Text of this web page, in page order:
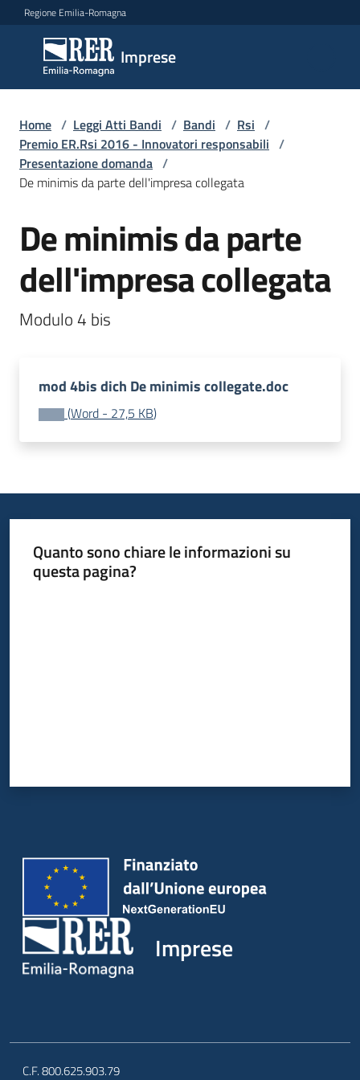
Vai al contenuto
Vai alla navigazione
Vai al footer
Regione Emilia-Romagna
Imprese
Imprese
Argomenti
Novità
Servizi
Leggi
Atti
Programmi
Progetti
Newsletter
Home / Leggi Atti Bandi / Bandi / Rsi /
Premio ER.Rsi 2016 - Innovatori responsabili /
Presentazione domanda /
De minimis da parte dell'impresa collegata
De minimis da parte
dell'impresa collegata
Modulo 4 bis
mod 4bis dich De minimis collegate.doc
(Word - 27,5 KB)
Quanto sono chiare le informazioni su
questa pagina?
Imprese
C.F. 800.625.903.79